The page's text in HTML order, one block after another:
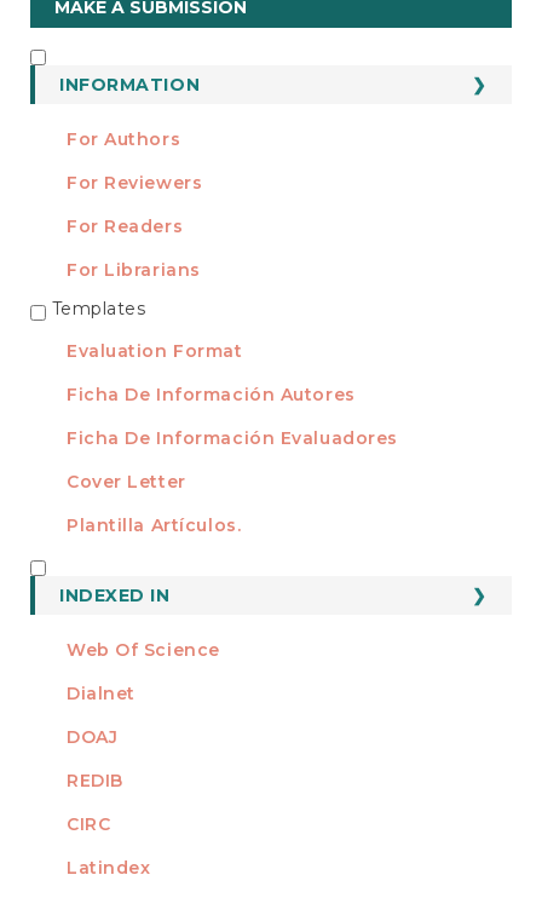
a
Submission
MAKE A SUBMISSION
INFORMATION
For Authors
For Reviewers
For Readers
For Librarians
TEMPLATES
Templates
Evaluation Format
Ficha De Información Autores
Ficha De Información Evaluadores
Cover Letter
Plantilla Artículos.
INDEXED IN
Web Of Science
Dialnet
DOAJ
REDIB
CIRC
Latindex